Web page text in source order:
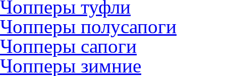
Чопперы туфли
Чопперы полусапоги
Чопперы сапоги
Чопперы зимние